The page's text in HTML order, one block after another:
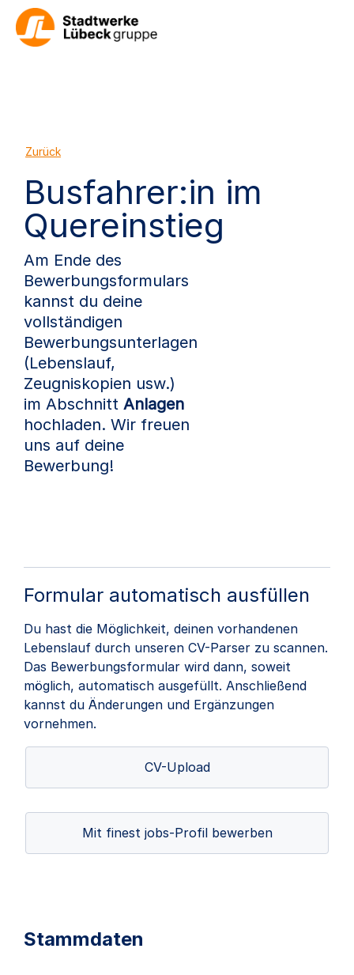
Zurück
Busfahrer:in im
Quereinstieg
Am Ende des
Bewerbungsformulars
kannst du deine
vollständigen
Bewerbungsunterlagen
(Lebenslauf,
Zeugniskopien usw.)
im Abschnitt Anlagen
hochladen. Wir freuen
uns auf deine
Bewerbung!
Formular automatisch ausfüllen
Du hast die Möglichkeit, deinen vorhandenen
Lebenslauf durch unseren CV-Parser zu scannen.
Das Bewerbungsformular wird dann, soweit
möglich, automatisch ausgefüllt. Anschließend
kannst du Änderungen und Ergänzungen
vornehmen.
CV-Upload
Mit finest jobs-Profil bewerben
Stammdaten